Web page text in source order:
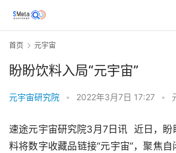
首页 元宇宙
盼盼饮料入局“元宇宙”
元宇宙研究院 • 2022年3月7日 17:27 •
速途元宇宙研究院3月7日讯  近日，盼
料将数字收藏品链接“元宇宙”，聚焦